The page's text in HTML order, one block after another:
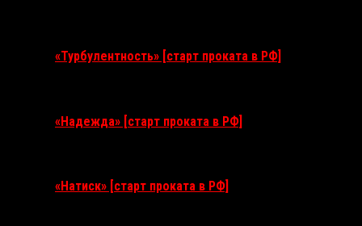
«Турбулентность» [старт проката в РФ]
«Надежда» [старт проката в РФ]
«Натиск» [старт проката в РФ]